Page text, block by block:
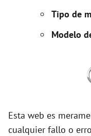
Tipo de
Modelo
Esta web es
cualquier fallo o